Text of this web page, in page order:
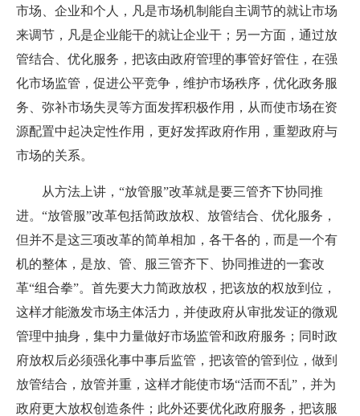
市场、企业和个人，凡是市场机制能自主调节的就让市场
来调节，凡是企业能干的就让企业干；另一方面，通过放
管结合、优化服务，把该由政府管理的事管好管住，在强
化市场监管，促进公平竞争，维护市场秩序，优化政务服
务、弥补市场失灵等方面发挥积极作用，从而使市场在资
源配置中起决定性作用，更好发挥政府作用，重塑政府与
市场的关系。
从方法上讲，“放管服”改革就是要三管齐下协同推
进。“放管服”改革包括简政放权、放管结合、优化服务，
但并不是这三项改革的简单相加，各干各的，而是一个有
机的整体，是放、管、服三管齐下、协同推进的一套改
革“组合拳”。首先要大力简政放权，把该放的权放到位，
这样才能激发市场主体活力，并使政府从审批发证的微观
管理中抽身，集中力量做好市场监管和政府服务；同时政
府放权后必须强化事中事后监管，把该管的管到位，做到
放管结合，放管并重，这样才能使市场“活而不乱”，并为
政府更大放权创造条件；此外还要优化政府服务，把该服